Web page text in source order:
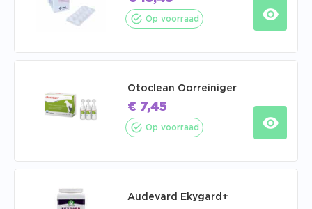
Op voorraad
Otoclean Oorreiniger
€ 7,45
Op voorraad
Audevard Ekygard+